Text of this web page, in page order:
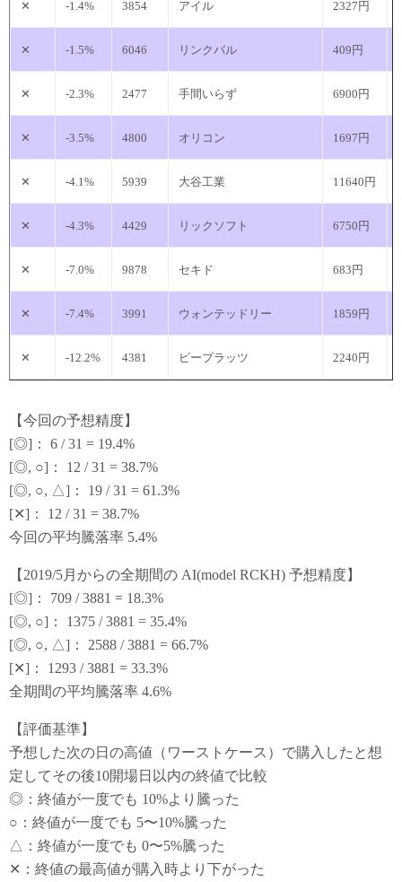
✕ -1.4% 3854 アイル 2327円
✕ -1.5% 6046 リンクバル 409円
✕ -2.3% 2477 手間いらず 6900円
✕ -3.5% 4800 オリコン 1697円
✕ -4.1% 5939 大谷工業 11640円
✕ -4.3% 4429 リックソフト 6750円
✕ -7.0% 9878 セキド 683円
✕ -7.4% 3991 ウォンテッドリー 1859円
✕ -12.2% 4381 ビープラッツ 2240円
【今回の予想精度】
[◎]： 6 / 31 = 19.4%
[◎, ○]： 12 / 31 = 38.7%
[◎, ○, △]： 19 / 31 = 61.3%
[✕]： 12 / 31 = 38.7%
今回の平均騰落率 5.4%
【2019/5月からの全期間の AI(model RCKH) 予想精度】
[◎]： 709 / 3881 = 18.3%
[◎, ○]： 1375 / 3881 = 35.4%
[◎, ○, △]： 2588 / 3881 = 66.7%
[✕]： 1293 / 3881 = 33.3%
全期間の平均騰落率 4.6%
【評価基準】
予想した次の日の高値（ワーストケース）で購入したと想
定してその後10開場日以内の終値で比較
◎：終値が一度でも 10%より騰った
○：終値が一度でも 5〜10%騰った
△：終値が一度でも 0〜5%騰った
✕：終値の最高値が購入時より下がった